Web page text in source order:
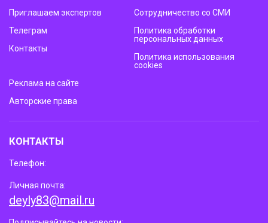
Приглашаем экспертов
Телеграм
Контакты
Сотрудничество со СМИ
Политика обработки
персональных данных
Политика использования
cookies
Реклама на сайте
Авторские права
КОНТАКТЫ
Телефон:
Личная почта:
deyly83@mail.ru